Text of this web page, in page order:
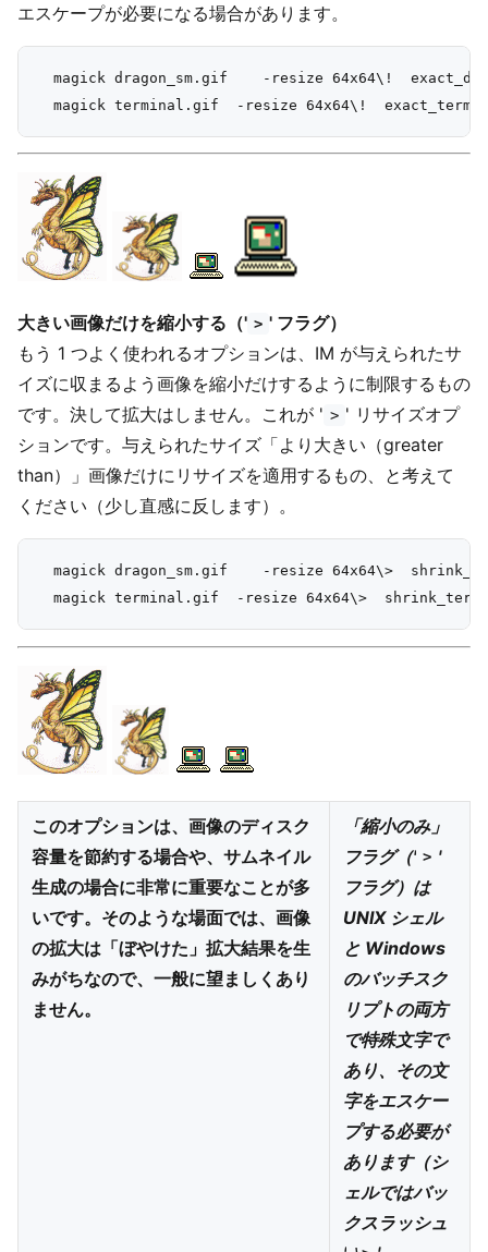
エスケープが必要になる場合があります。
magick dragon_sm.gif    -resize 64x64\!
大きい画像だけを縮小する（' > ' フラグ）
もう 1 つよく使われるオプションは、IM が与えられたサ
イズに収まるよう画像を縮小だけするように制限するもの
です。決して拡大はしません。これが ' > ' リサイズオプ
ションです。与えられたサイズ「より大きい（greater
than）」画像だけにリサイズを適用するもの、と考えて
ください（少し直感に反します）。
magick dragon_sm.gif    -resize 64x64\>
このオプションは、画像のディスク
容量を節約する場合や、サムネイル
生成の場合に非常に重要なことが多
いです。そのような場面では、画像
の拡大は「ぼやけた」拡大結果を生
みがちなので、一般に望ましくあり
ません。
「縮小のみ」
フラグ（' > '
フラグ）は
UNIX シェル
と Windows
のバッチスク
リプトの両方
で特殊文字で
あり、その文
字をエスケー
プする必要が
あります（シ
ェルではバッ
クスラッシュ